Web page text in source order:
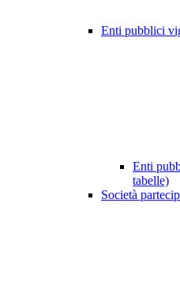
Enti pubblici
Enti
tabelle)
Società